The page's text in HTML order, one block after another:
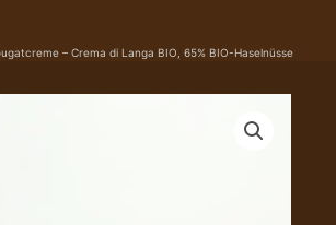
– Crema di Langa BIO, 65% BIO-Haselnüsse